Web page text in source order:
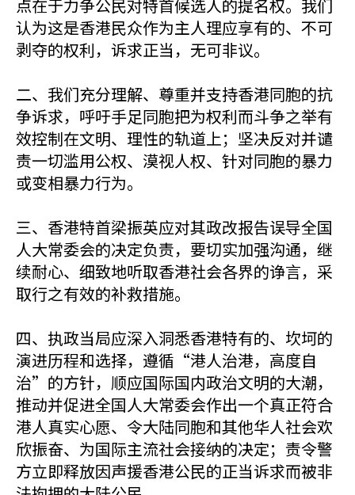
点在于力争公民对特首候选人的提名权。我们
认为这是香港民众作为主人理应享有的、不可
剥夺的权利，诉求正当，无可非议。
二、我们充分理解、尊重并支持香港同胞的抗
争诉求，呼吁手足同胞把为权利而斗争之举有
效控制在文明、理性的轨道上；坚决反对并谴
责一切滥用公权、漠视人权、针对同胞的暴力
或变相暴力行为。
三、香港特首梁振英应对其政改报告误导全国
人大常委会的决定负责，要切实加强沟通，继
续耐心、细致地听取香港社会各界的诤言，采
取行之有效的补救措施。
四、执政当局应深入洞悉香港特有的、坎坷的
演进历程和选择，遵循“港人治港，高度自
治”的方针，顺应国际国内政治文明的大潮，
推动并促进全国人大常委会作出一个真正符合
港人真实心愿、令大陆同胞和其他华人社会欢
欣振奋、为国际主流社会接纳的决定；责令警
方立即释放因声援香港公民的正当诉求而被非